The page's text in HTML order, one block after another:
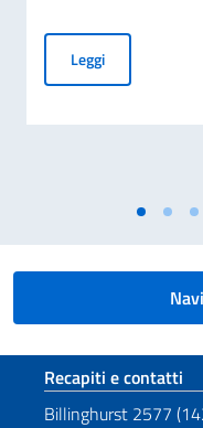
LeggiGiornata
Sezione
Recapiti e contatti
Billinghurst 2577